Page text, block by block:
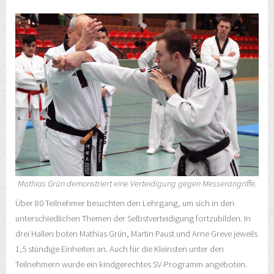
Mathias Grün demonstriert eine Verteidigung gegen Messerangriffe.
Über 80 Teilnehmer besuchten den Lehrgang, um sich in den
unterschiedlichen Themen der Selbstverteidigung fortzubilden. In
drei Hallen boten Mathias Grün, Martin Paust und Arne Greve jeweils
1,5 stündige Einheiten an. Auch für die Kleinsten unter den
Teilnehmern wurde ein kindgerechtes SV-Programm angeboten.